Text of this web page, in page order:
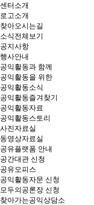
센터소개
로고소개
찾아오시는길
소식전체보기
공지사항
행사안내
공익활동과 함께
공익활동을 위한
공익활동소식
공익활동즐겨찾기
공익활동자료
공익활동스토리
사진자료실
동영상자료실
공유플랫폼 안내
공간대관 신청
공유오피스
공익활동자문 신청
모두의공론장 신청
찾아가는공익상담소